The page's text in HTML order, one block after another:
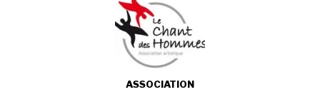
ASSOCIATION